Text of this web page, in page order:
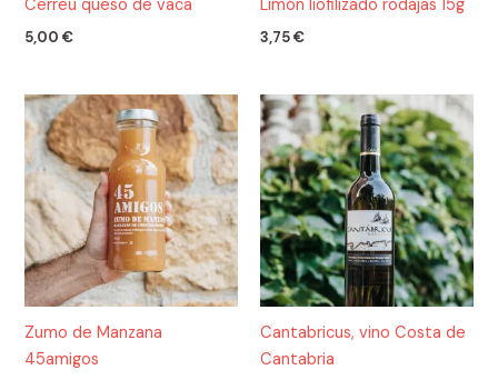
Cerreu queso de vaca
5,00€
Limón liofilizado rodajas 15g
3,75€
Zumo de Manzana
45amigos
Cantabricus, vino Costa de
Cantabria